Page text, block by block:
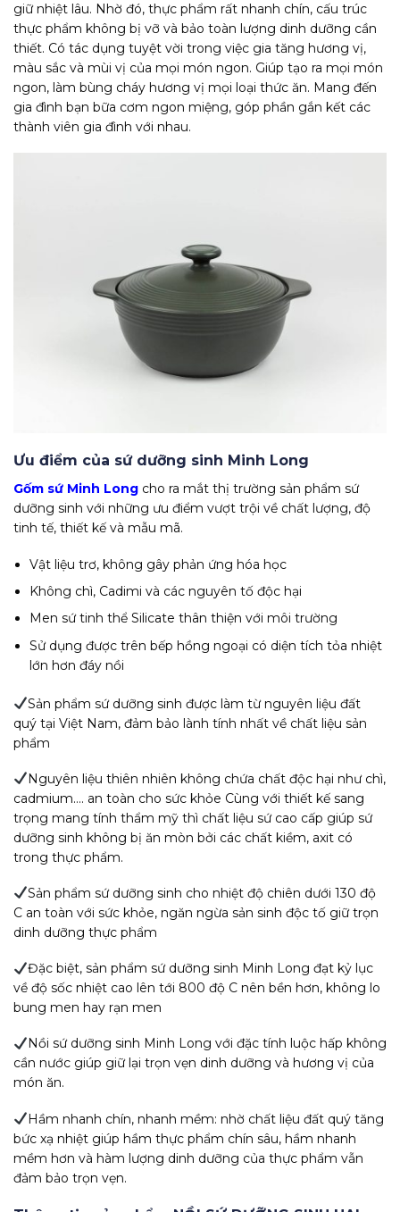
giữ nhiệt lâu. Nhờ đó, thực phẩm rất nhanh chín, cấu trúc
thực phẩm không bị vỡ và bảo toàn lượng dinh dưỡng cần
thiết. Có tác dụng tuyệt vời trong việc gia tăng hương vị,
màu sắc và mùi vị của mọi món ngon. Giúp tạo ra mọi món
ngon, làm bùng cháy hương vị mọi loại thức ăn. Mang đến
gia đình bạn bữa cơm ngon miệng, góp phần gắn kết các
thành viên gia đình với nhau.
Ưu điểm của sứ dưỡng sinh Minh Long
Gốm sứ Minh Long cho ra mắt thị trường sản phẩm sứ
dưỡng sinh với những ưu điểm vượt trội về chất lượng, độ
tinh tế, thiết kế và mẫu mã.
Vật liệu trơ, không gây phản ứng hóa học
Không chì, Cadimi và các nguyên tố độc hại
Men sứ tinh thể Silicate thân thiện với môi trường
Sử dụng được trên bếp hồng ngoại có diện tích tỏa nhiệt
lớn hơn đáy nồi
Sản phẩm sứ dưỡng sinh được làm từ nguyên liệu đất
quý tại Việt Nam, đảm bảo lành tính nhất về chất liệu sản
phẩm
Nguyên liệu thiên nhiên không chứa chất độc hại như chì,
cadmium…. an toàn cho sức khỏe Cùng với thiết kế sang
trọng mang tính thẩm mỹ thì chất liệu sứ cao cấp giúp sứ
dưỡng sinh không bị ăn mòn bởi các chất kiềm, axit có
trong thực phẩm.
Sản phẩm sứ dưỡng sinh cho nhiệt độ chiên dưới 130 độ
C an toàn với sức khỏe, ngăn ngừa sản sinh độc tố giữ trọn
dinh dưỡng thực phẩm
Đặc biệt, sản phẩm sứ dưỡng sinh Minh Long đạt kỷ lục
về độ sốc nhiệt cao lên tới 800 độ C nên bền hơn, không lo
bung men hay rạn men
Nồi sứ dưỡng sinh Minh Long với đặc tính luộc hấp không
cần nước giúp giữ lại trọn vẹn dinh dưỡng và hương vị của
món ăn.
Hầm nhanh chín, nhanh mềm: nhờ chất liệu đất quý tăng
bức xạ nhiệt giúp hầm thực phẩm chín sâu, hầm nhanh
mềm hơn và hàm lượng dinh dưỡng của thực phẩm vẫn
đảm bảo trọn vẹn.